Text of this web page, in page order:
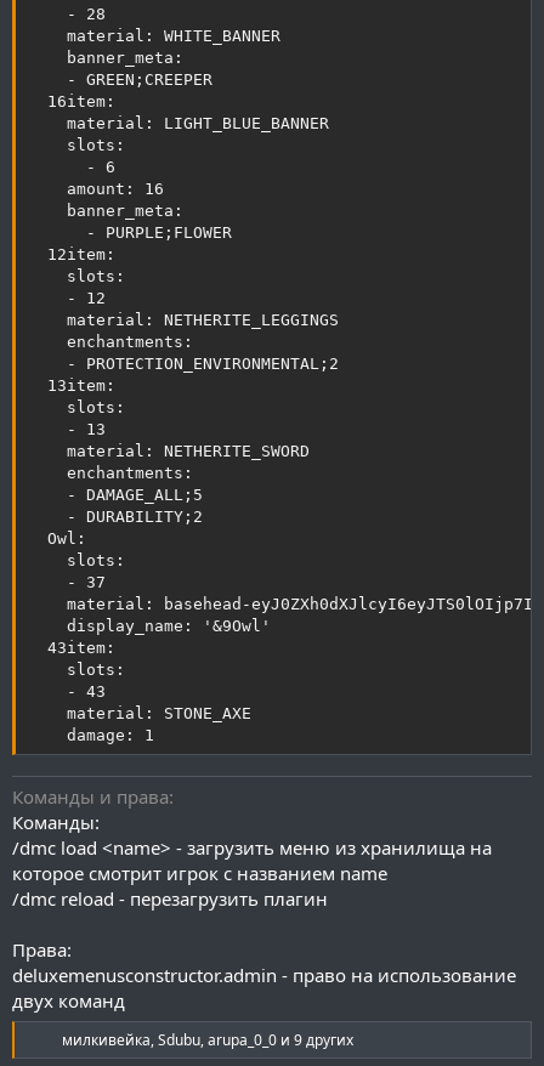
    - 28
    material: WHITE_BANNER
    banner_meta:
    - GREEN;CREEPER
  16item:
    material: LIGHT_BLUE_BANNER
    slots:
      - 6
    amount: 16
    banner_meta:
      - PURPLE;FLOWER
  12item:
    slots:
    - 12
    material: NETHERITE_LEGGINGS
    enchantments:
    - PROTECTION_ENVIRONMENTAL;2
  13item:
    slots:
    - 13
    material: NETHERITE_SWORD
    enchantments:
    - DAMAGE_ALL;5
    - DURABILITY;2
  Owl:
    slots:
    - 37
material: basehead-
    display_name: '&9Owl'
  43item:
    slots:
    - 43
    material: STONE_AXE
    damage: 1
Команды и права
Команды:
/dmc load <name> - загрузить меню из хранилища на
которое смотрит игрок с названием name
/dmc reload - перезагрузить плагин
Права:
deluxemenusconstructor.admin - право на использование
двух команд
Р
е
милкивейка,Sdubu,arupa_0_0 и 9 других